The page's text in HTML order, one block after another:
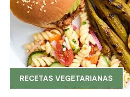
RECETAS VEGETARIANAS